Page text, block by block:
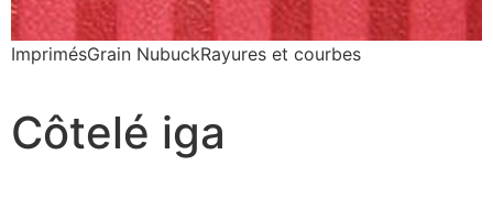
ImprimésGrain NubuckRayures et courbes
Côtelé iga